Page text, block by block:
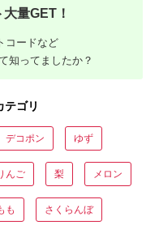
量GET！
コードなど
知ってましたか？
テゴリ
デコポン ゆず
んご 梨 メロン
も さくらんぼ